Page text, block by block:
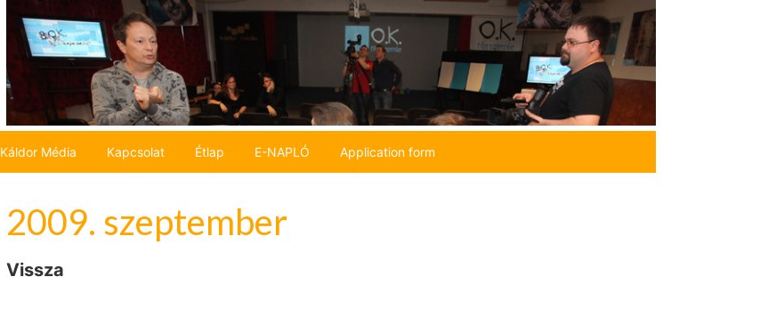
Káldor Média Kapcsolat Étlap E-NAPLÓ Application form
2009. szeptember
Vissza